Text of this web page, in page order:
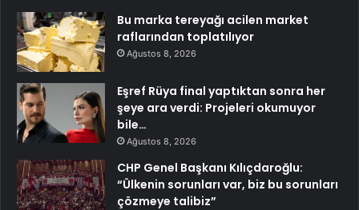
Bu marka tereyağı acilen market
raflarından toplatılıyor
Ağustos 8, 2026
Eşref Rüya final yaptıktan sonra her
şeye ara verdi: Projeleri okumuyor
bile…
Ağustos 8, 2026
CHP Genel Başkanı Kılıçdaroğlu:
“Ülkenin sorunları var, biz bu sorunları
çözmeye talibiz”